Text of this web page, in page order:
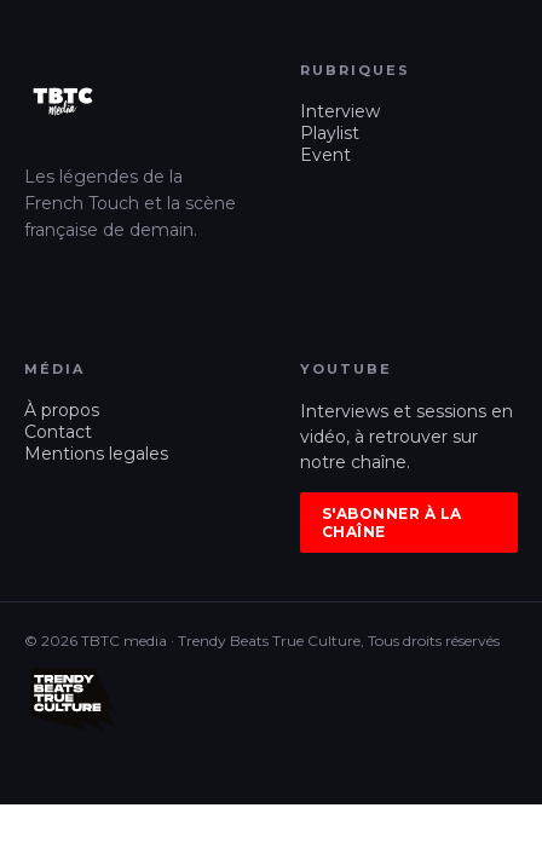
Les légendes de la
French Touch et la scène
française de demain.
RUBRIQUES
Interview
Playlist
Event
MÉDIA
À propos
Contact
Mentions legales
YOUTUBE
Interviews et sessions en
vidéo, à retrouver sur
notre chaîne.
S'ABONNER À LA
CHAÎNE
© 2026 TBTC media · Trendy Beats True Culture, Tous droits réservés